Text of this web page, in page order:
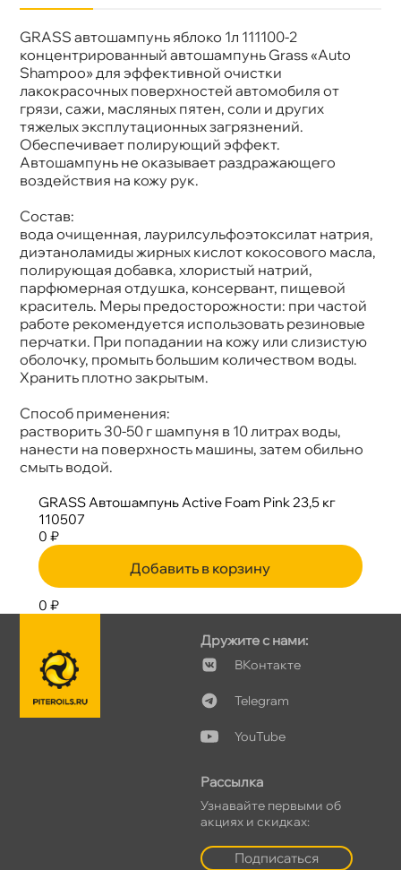
GRASS автошампунь яблоко 1л 111100-2
концентрированный автошампунь Grass «Auto
Shampoo» для эффективной очистки
лакокрасочных поверхностей автомобиля от
рязи, сажи, масляных пятен, соли и других
тяжелых эксплутационных загрязнений.
Обеспечивает полирующий эффект.
Автошампунь не оказывает раздражающего
оздействия на кожу рук.
Состав:
ода очищенная, лаурилсульфоэтоксилат натрия,
диэтаноламиды жирных кислот кокосового масла,
полирующая добавка, хлористый натрий,
парфюмерная отдушка, консервант, пищевой
краситель. Меры предосторожности: при частой
работе рекомендуется использовать резиновые
перчатки. При попадании на кожу или слизистую
оболочку, промыть большим количеством воды.
Хранить плотно закрытым.
Способ применения:
растворить 30-50 г шампуня в 10 литрах воды,
нанести на поверхность машины, затем обильно
смыть водой.
Бренд
GRASS
110507
GRASS Автошампунь Active Foam Pink 23,5 к
110507
0 ₽
Добавить в корзину
0 ₽
Дружите с нами:
Контакте
Telegram
YouTube
Рассылка
Узнавайте первыми о
акциях и скидках:
Подписаться